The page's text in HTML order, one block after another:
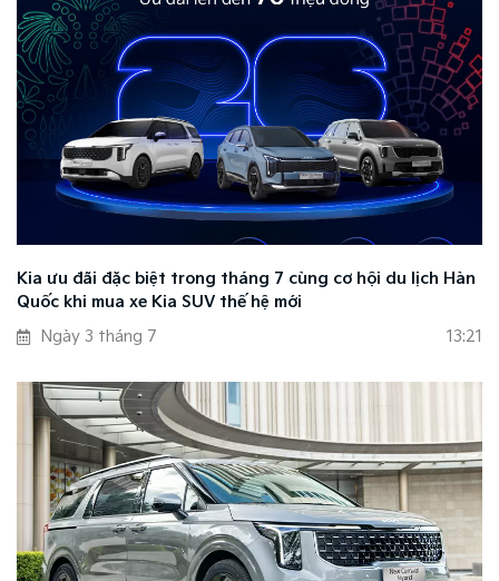
Kia ưu đãi đặc biệt trong tháng 7 cùng cơ hội du lịch Hàn
Quốc khi mua xe Kia SUV thế hệ mới
Ngày 3 tháng 7
13:21